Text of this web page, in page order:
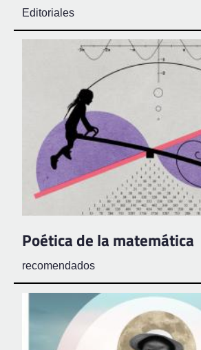
Editoriales
Poética de la matemática
recomendados